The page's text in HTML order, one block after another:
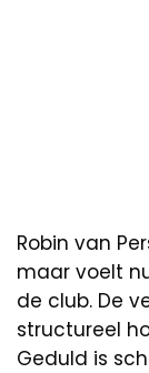
Robin van
maar voelt
de club. De
structureel
Geduld is